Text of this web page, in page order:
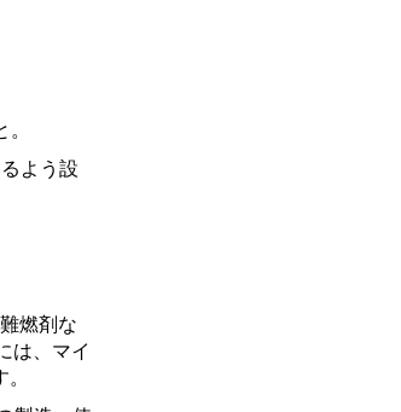
よう設
燃剤な
は、マイ